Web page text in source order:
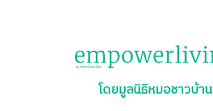
โดยมูลนิธิหมอชาวบ้าน